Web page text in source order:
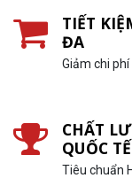
TIẾT
ĐA
Giảm chi phí
CHẤT
QUỐC TẾ
Tiêu chuẩn